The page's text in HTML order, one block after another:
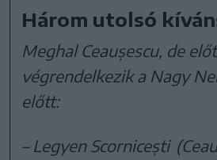
Három utolsó
Meghal Ceaușescu, de
végrendelkezik a Nagy
előtt:
– Legyen Scornicești